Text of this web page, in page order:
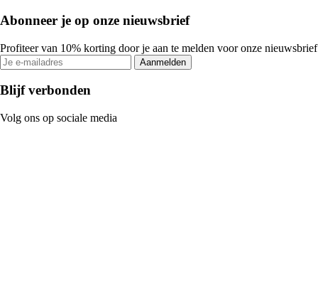
Abonneer je op onze nieuwsbrief
Profiteer van 10% korting door je aan te melden voor onze nieuwsbrief
Aanmelden
Blijf verbonden
Volg ons op sociale media